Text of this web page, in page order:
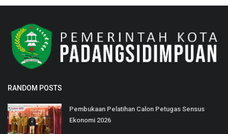
RANDOM POSTS
Pembukaan Pelatihan Calon Petugas Sensus
Ekonomi 2026